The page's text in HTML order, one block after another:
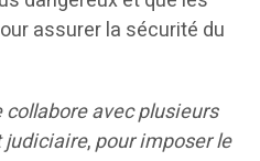
assurer la sécurité du
avec plusieurs
,pour imposer le